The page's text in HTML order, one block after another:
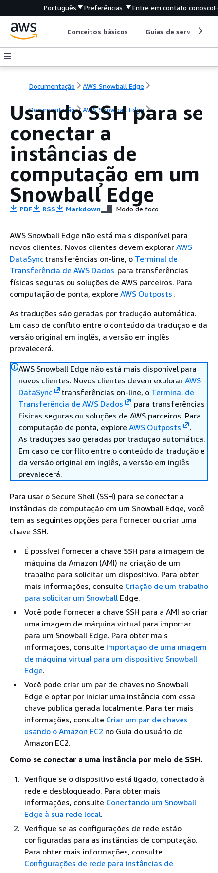
Português Preferências Entre em contato conosco
Conceitos básicos Guias de serviço
Documentação AWS Snowball Edge
Documentação AWS Snowball Edge
Usando SSH para se
conectar a
instâncias de
computação em um
Snowball Edge
PDF RSS Markdown Modo de foco
AWS Snowball Edge não está mais disponível para
novos clientes. Novos clientes devem explorar AWS
DataSync transferências on-line, o Terminal de
Transferência de AWS Dados para transferências
físicas seguras ou soluções de AWS parceiros. Para
computação de ponta, explore AWS Outposts .
As traduções são geradas por tradução automática.
Em caso de conflito entre o conteúdo da tradução e da
versão original em inglês, a versão em inglês
prevalecerá.
AWS Snowball Edge não está mais disponível para
novos clientes. Novos clientes devem explorar AWS
DataSync
transferências on-line, o Terminal de
Transferência de AWS Dados
para transferências
físicas seguras ou soluções de AWS parceiros. Para
computação de ponta, explore AWS Outposts
.
As traduções são geradas por tradução automática.
Em caso de conflito entre o conteúdo da tradução e
da versão original em inglês, a versão em inglês
prevalecerá.
Para usar o Secure Shell (SSH) para se conectar a
instâncias de computação em um Snowball Edge, você
tem as seguintes opções para fornecer ou criar uma
chave SSH.
É possível fornecer a chave SSH para a imagem de
máquina da Amazon (AMI) na criação de um
trabalho para solicitar um dispositivo. Para obter
mais informações, consulte Criação de um trabalho
para solicitar um Snowball Edge.
Você pode fornecer a chave SSH para a AMI ao criar
uma imagem de máquina virtual para importar
para um Snowball Edge. Para obter mais
informações, consulte Importação de uma imagem
de máquina virtual para um dispositivo Snowball
Edge.
Você pode criar um par de chaves no Snowball
Edge e optar por iniciar uma instância com essa
chave pública gerada localmente. Para ter mais
informações, consulte Criar um par de chaves
usando o Amazon EC2 no Guia do usuário do
Amazon EC2.
Como se conectar a uma instância por meio de SSH.
Verifique se o dispositivo está ligado, conectado à
rede e desbloqueado. Para obter mais
informações, consulte Conectando um Snowball
Edge à sua rede local.
Verifique se as configurações de rede estão
configuradas para as instâncias de computação.
Para obter mais informações, consulte
Configurações de rede para instâncias de